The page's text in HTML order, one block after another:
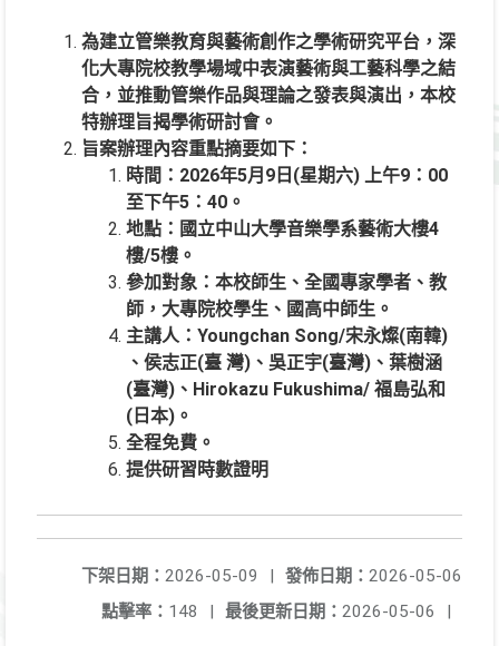
為建立管樂教育與藝術創作之學術研究平台，深
化大專院校教學場域中表演藝術與工藝科學之結
合，並推動管樂作品與理論之發表與演出，本校
特辦理旨揭學術研討會。
旨案辦理內容重點摘要如下：
時間：2026年5月9日(星期六) 上午9：00
至下午5：40。
地點：國立中山大學音樂學系藝術大樓4
樓/5樓。
參加對象：本校師生、全國專家學者、教
師，大專院校學生、國高中師生。
主講人：Youngchan Song/宋永燦(南韓)
、侯志正(臺 灣)、吳正宇(臺灣)、葉樹涵
(臺灣)、Hirokazu Fukushima/ 福島弘和
(日本)。
全程免費。
提供研習時數證明
發佈日期： 2026-05-06
下架日期： 2026-05-09
|
最後更新日期： 2026-05-06 |
點擊率： 148 |